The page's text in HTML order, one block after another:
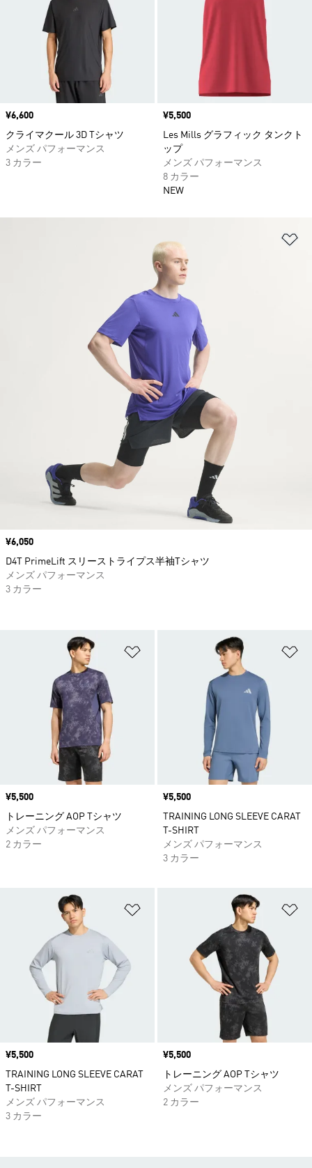
価格
¥6,600
クライマクール 3D Tシャツ
メンズ パフォーマンス
3 カラー
価格
¥5,500
Les Mills グラフィック タンクト
ップ
メンズ パフォーマンス
8 カラー
NEW
ほしいものリストに追加
価格
¥5,500
トレーニング AOP Tシャツ
メンズ パフォーマンス
2 カラー
価格
¥5,500
TRAINING LONG SLEEVE CARAT
T-SHIRT
メンズ パフォーマンス
3 カラー
ほしいものリストに追加
価格
¥5,500
TRAINING LONG SLEEVE CARAT
T-SHIRT
メンズ パフォーマンス
3 カラー
価格
¥5,500
トレーニング AOP Tシャツ
メンズ パフォーマンス
2 カラー
価格
¥6,050
D4T PrimeLift スリーストライプス半袖Tシャツ
メンズ パフォーマンス
3 カラー